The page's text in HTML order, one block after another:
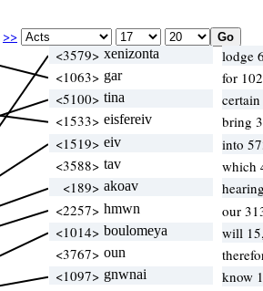
>>
<3579> xenizonta
lodge
<1063> gar
for
<5100> tina
<1533> eisfereiv
bring
<1519> eiv
into
<3588> tav
which
<189> akoav
<2257> hmwn
our
<1014> boulomeya
will
<3767> oun
<1097> gnwnai
know